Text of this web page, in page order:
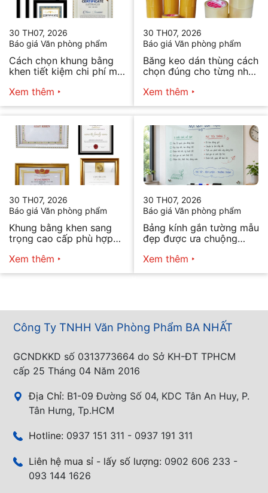
30 TH07, 2026
Báo giá Văn phòng phẩm
Cách chọn khung bằng
khen tiết kiệm chi phí mà
Xem thêm
30 TH07, 2026
Báo giá Văn phòng phẩm
Băng keo dán thùng cách
chọn đúng cho từng nhu
Xem thêm
30 TH07, 2026
Báo giá Văn phòng phẩm
Khung bằng khen sang
trọng cao cấp phù hợp
Xem thêm
30 TH07, 2026
Báo giá Văn phòng phẩm
Bảng kính gắn tường mẫu
đẹp được ưa chuộng
Xem thêm
Công Ty TNHH Văn Phòng Phẩm BA NHẤT
GCNDKKD số 0313773664 do Sở KH-ĐT TPHCM
cấp 25 Tháng 04 Năm 2016
Địa Chỉ: B1-09 Đường Số 04, KDC Tân An Huy, P.
Tân Hưng, Tp.HCM
Hotline: 0937 151 311 - 0937 191 311
Liên hệ mua sỉ - lấy số lượng: 0902 606 233 -
093 144 1626